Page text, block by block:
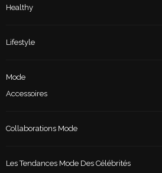
Healthy
Lifestyle
Mode
Accessoires
Collaborations Mode
Les Tendances Mode Des Célébrités